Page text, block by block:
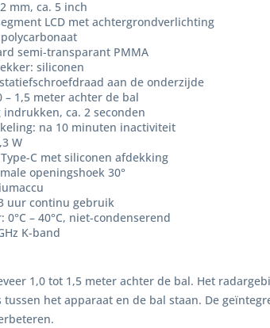
mm, ca. 5 inch
LCD met achtergrondverlichting
semi-transparant PMMA
siliconen
aan de onderzijde
– 1,5 meter achter de bal
ca. 2 seconden
na 10 minuten inactiviteit
W
C met siliconen afdekking
openingshoek 30°
uur continu gebruik
– 40°C, niet-condenserend
K-band
1,0 tot 1,5 meter achter de bal. Het
tussen het apparaat en de bal staan. De